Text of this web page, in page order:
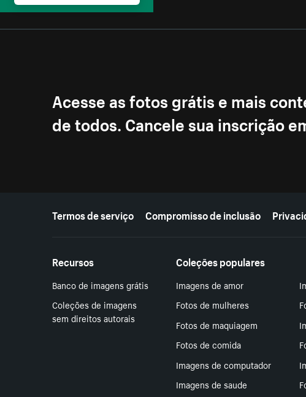
Acesse as fotos grátis e mais
de todos. Cancele sua inscrição
Mais recursos
Termos de serviço Compromisso de inclusão
Recursos
Banco de imagens grátis
Coleções de imagens
sem direitos autorais
Coleções populares
Imagens de amor
Fotos de mulheres
Fotos de maquiagem
Fotos de comida
Imagens de computador
Imagens de saude